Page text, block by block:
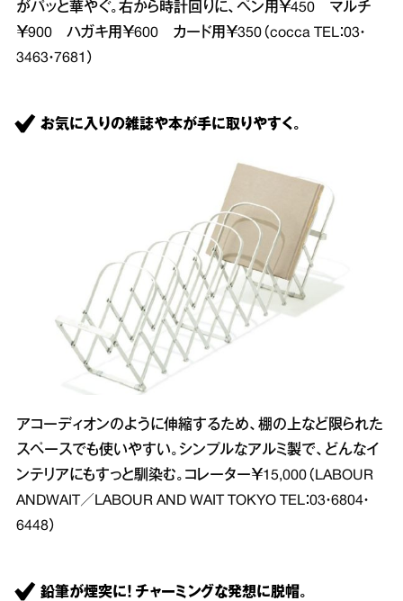
がパッと華やぐ。右から時計回りに、ペン用￥450 マルチ
￥900 ハガキ用￥600 カード用￥350（cocca TEL：03・
3463・7681）
お気に入りの雑誌や本が手に取りやすく。
アコーディオンのように伸縮するため、棚の上など限られた
スペースでも使いやすい。シンプルなアルミ製で、どんなイ
ンテリアにもすっと馴染む。コレーター￥15,000（LABOUR
ANDWAIT／LABOUR AND WAIT TOKYO TEL：03・6804・
6448）
鉛筆が煙突に！ チャーミングな発想に脱帽。